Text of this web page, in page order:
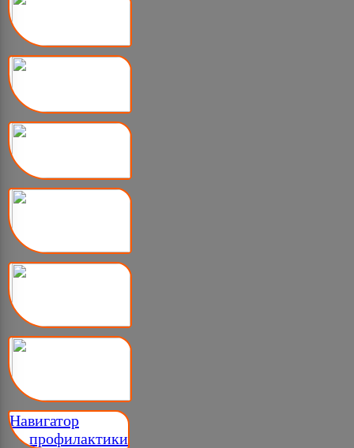
Навигатор
__ профилактики